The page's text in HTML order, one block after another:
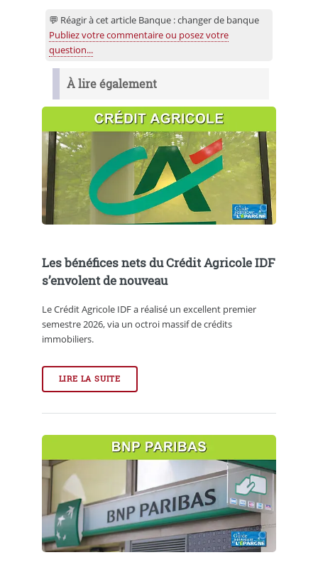
💬 Réagir à cet article Banque : changer de banque
Publiez votre commentaire ou posez votre
question...
À lire également
Les bénéfices nets du Crédit Agricole IDF
s’envolent de nouveau
Le Crédit Agricole IDF a réalisé un excellent premier
semestre 2026, via un octroi massif de crédits
immobiliers.
LIRE LA SUITE